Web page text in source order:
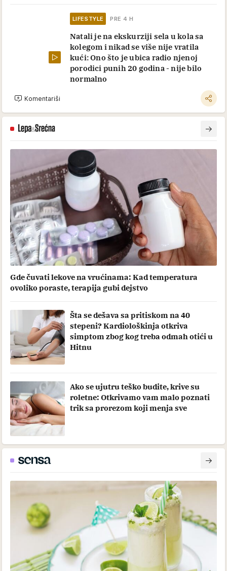
LIFESTYLE PRE 4 H
Natali je na ekskurziji sela u kola sa
kolegom i nikad se više nije vratila
kući: Ono što je ubica radio njenoj
porodici punih 20 godina - nije bilo
normalno
Komentariši
Gde čuvati lekove na vrućinama: Kad temperatura
ovoliko poraste, terapija gubi dejstvo
Šta se dešava sa pritiskom na 40
stepeni? Kardiološkinja otkriva
simptom zbog kog treba odmah otići u
Hitnu
Ako se ujutru teško budite, krive su
roletne: Otkrivamo vam malo poznati
trik sa prorezom koji menja sve